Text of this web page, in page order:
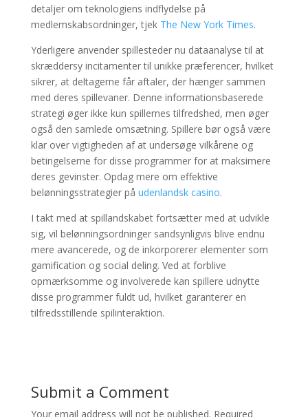
detaljer om teknologiens indflydelse på
medlemskabsordninger, tjek The New York Times.
Yderligere anvender spillesteder nu dataanalyse til at
skræddersy incitamenter til unikke præferencer, hvilket
sikrer, at deltagerne får aftaler, der hænger sammen
med deres spillevaner. Denne informationsbaserede
strategi øger ikke kun spillernes tilfredshed, men øger
også den samlede omsætning. Spillere bør også være
klar over vigtigheden af ​​at undersøge vilkårene og
betingelserne for disse programmer for at maksimere
deres gevinster. Opdag mere om effektive
belønningsstrategier på udenlandsk casino.
I takt med at spillandskabet fortsætter med at udvikle
sig, vil belønningsordninger sandsynligvis blive endnu
mere avancerede, og de inkorporerer elementer som
gamification og social deling. Ved at forblive
opmærksomme og involverede kan spillere udnytte
disse programmer fuldt ud, hvilket garanterer en
tilfredsstillende spilinteraktion.
Submit a Comment
Your email address will not be published. Required